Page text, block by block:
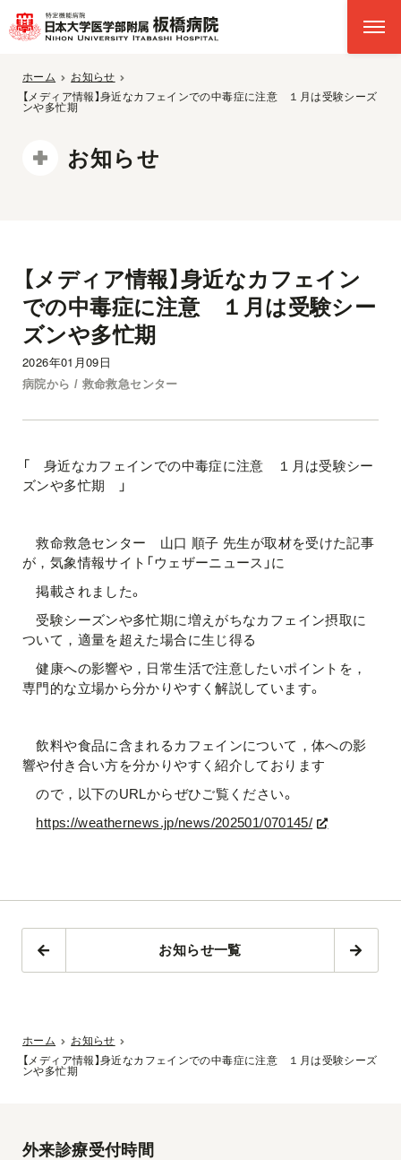
ホーム
お知らせ
【メディア情報】身近なカフェインでの中毒症に注意 １月は受験シーズ
ンや多忙期
お知らせ
【メディア情報】身近なカフェイン
での中毒症に注意 １月は受験シー
ズンや多忙期
2026年01月09日
病院から / 救命救急センター
「 身近なカフェインでの中毒症に注意 １月は受験シー
ズンや多忙期 」
救命救急センター 山口 順子 先生が取材を受けた記事
が，気象情報サイト「ウェザーニュース」に
掲載されました。
受験シーズンや多忙期に増えがちなカフェイン摂取に
ついて，適量を超えた場合に生じ得る
健康への影響や，日常生活で注意したいポイントを，
専門的な立場から分かりやすく解説しています。
飲料や食品に含まれるカフェインについて，体への影
響や付き合い方を分かりやすく紹介しております
ので，以下のURLからぜひご覧ください。
https://weathernews.jp/news/202501/070145/
お知らせ一覧
ホーム
お知らせ
【メディア情報】身近なカフェインでの中毒症に注意 １月は受験シーズ
ンや多忙期
外来診療受付時間